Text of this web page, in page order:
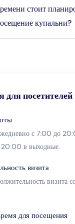
бассейнами с
бассейнами
минералов в
открытый бассейн и
стоит
купальни?
посетителей
с 7:00 до
в выходные.
визита
визита
для посещения